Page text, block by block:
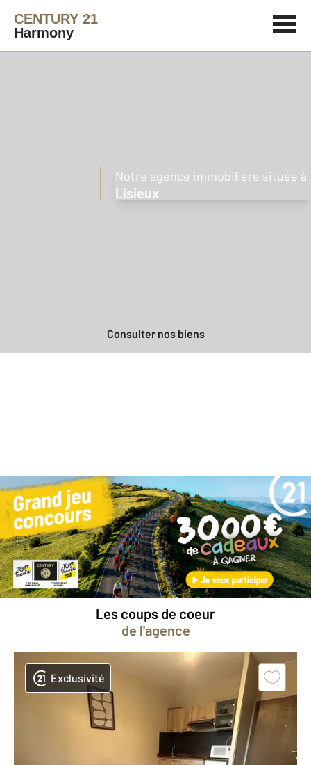
CENTURY 21
Harmony
Notre agence immobilière située à
Lisieux
Consulter nos biens
Besoin d'une estimation
gratuitepour votre bien ?
Prendre rendez-vous avec un professionnel
Les coups de coeur
de l'agence
Exclusivité